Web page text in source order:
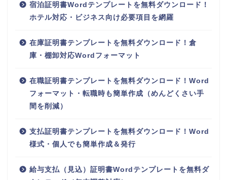
宿泊証明書Wordテンプレートを無料ダウンロード！
ホテル対応・ビジネス向け必要項目を網羅
在庫証明書テンプレートを無料ダウンロード！倉
庫・棚卸対応Wordフォーマット
在職証明書テンプレートを無料ダウンロード！Word
フォーマット・転職時も簡単作成（めんどくさい手
間を削減）
支払証明書テンプレートを無料ダウンロード！Word
様式・個人でも簡単作成＆発行
給与支払（見込）証明書Wordテンプレートを無料ダ